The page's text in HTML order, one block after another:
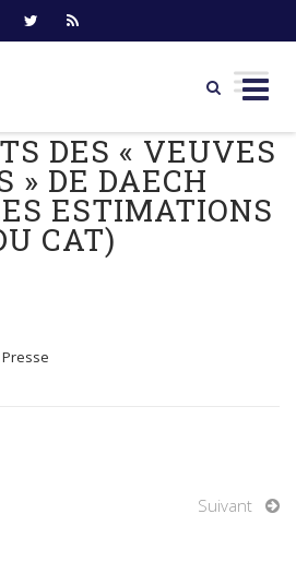
DES « VEUVES
» DE DAECH
ESTIMATIONS
CAT)
Presse
Suivant